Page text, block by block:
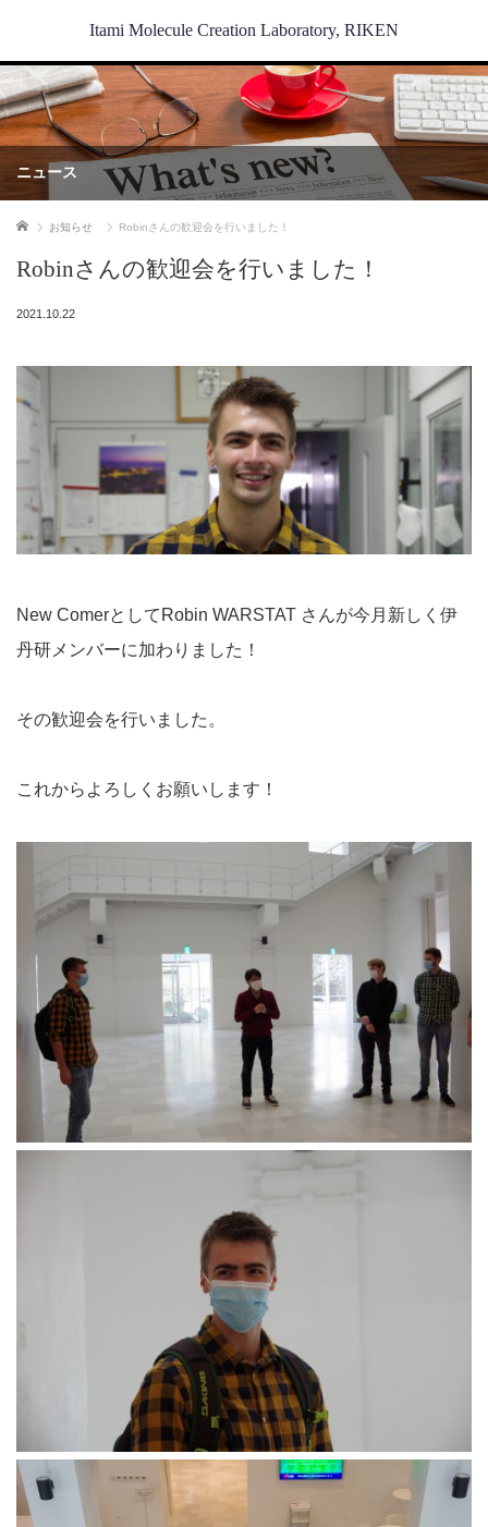
Itami Molecule Creation Laboratory, RIKEN
ニュース
ホーム お知らせ Robinさんの歓迎会を行いました！
Robinさんの歓迎会を行いました！
2021.10.22
New ComerとしてRobin WARSTAT さんが今月新しく伊
丹研メンバーに加わりました！
その歓迎会を行いました。
これからよろしくお願いします！